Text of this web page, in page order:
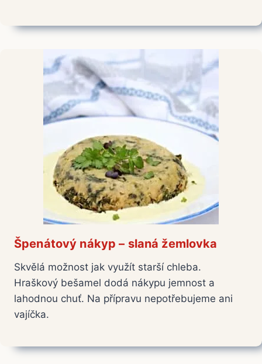
Špenátový nákyp – slaná žemlovka
Skvělá možnost jak využít starší chleba.
Hraškový bešamel dodá nákypu jemnost a
lahodnou chuť. Na přípravu nepotřebujeme ani
vajíčka.